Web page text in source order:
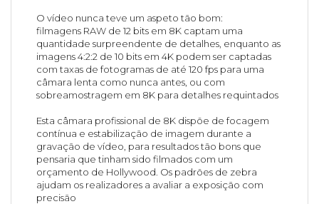
O vídeo nunca teve um aspeto tão bom:
filmagens RAW de 12 bits em 8K captam uma
quantidade surpreendente de detalhes, enquanto as
imagens 4:2:2 de 10 bits em 4K podem ser captadas
com taxas de fotogramas de até 120 fps para uma
câmara lenta como nunca antes, ou com
sobreamostragem em 8K para detalhes requintados
Esta câmara profissional de 8K dispõe de focagem
contínua e estabilização de imagem durante a
gravação de vídeo, para resultados tão bons que
pensaria que tinham sido filmados com um
orçamento de Hollywood. Os padrões de zebra
ajudam os realizadores a avaliar a exposição com
precisão